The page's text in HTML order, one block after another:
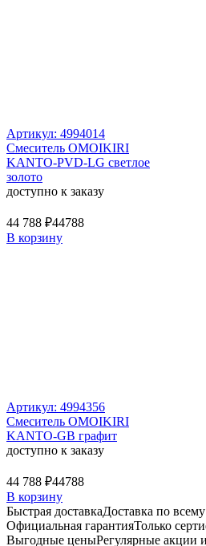
Артикул: 4994014
Смеситель OMOIKIRI
KANTO-PVD-LG светлое
золото
доступно к заказу
44 788 ₽44788
В корзину
Артикул: 4994356
Смеситель OMOIKIRI
KANTO-GB графит
доступно к заказу
44 788 ₽44788
В корзину
Быстрая доставкаДоставка по
Официальная гарантияТолько
Выгодные ценыРегулярные акции